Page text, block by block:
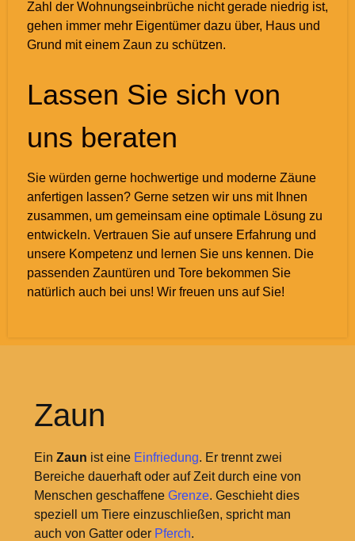
Zahl der Wohnungseinbrüche nicht gerade niedrig ist,
gehen immer mehr Eigentümer dazu über, Haus und
Grund mit einem Zaun zu schützen.
Lassen Sie sich von
uns beraten
Sie würden gerne hochwertige und moderne Zäune
anfertigen lassen? Gerne setzen wir uns mit Ihnen
zusammen, um gemeinsam eine optimale Lösung zu
entwickeln. Vertrauen Sie auf unsere Erfahrung und
unsere Kompetenz und lernen Sie uns kennen. Die
passenden Zauntüren und Tore bekommen Sie
natürlich auch bei uns! Wir freuen uns auf Sie!
Zaun
Ein Zaun ist eine Einfriedung. Er trennt zwei
Bereiche dauerhaft oder auf Zeit durch eine von
Menschen geschaffene Grenze. Geschieht dies
speziell um Tiere einzuschließen, spricht man
auch von Gatter oder Pferch.